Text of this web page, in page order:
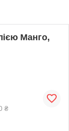
Манго,
₴